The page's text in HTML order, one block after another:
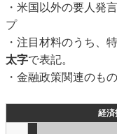
・米国以外の要人発
プ
・注目材料のうち、
太字で表記。
・金融政策関連のも
経済